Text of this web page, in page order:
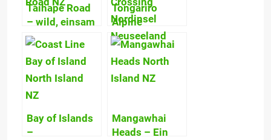
Taihape Road
– wild, einsam
und schön! –
Neuseeland’s
Nebenstraßen
ein
Naturerlebnis!
Tongariro
Alpine
Crossing –
Detaillierte
Tour & eine
Wanderung
Bay of Islands
–
Mangawhai
Heads – Ein